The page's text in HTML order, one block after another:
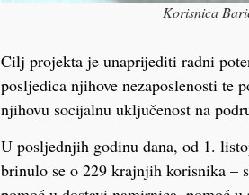
Korisnica
Cilj projekta je unaprijediti radni
posljedica njihove nezaposlenosti te
njihovu socijalnu uključenost na
U posljednjih godinu dana, od 1.
brinulo se o 229 krajnjih korisnika –